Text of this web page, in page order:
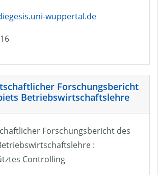
wuppertal.de
Forschungsbericht
Betriebswirtschaftslehre
Forschungsbericht des
:
Controlling